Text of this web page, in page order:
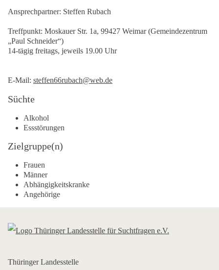
Ansprechpartner: Steffen Rubach
Treffpunkt: Moskauer Str. 1a, 99427 Weimar (Gemeindezentrum
„Paul Schneider“)
14-tägig freitags, jeweils 19.00 Uhr
E-Mail: steffen66rubach@web.de
Süchte
Alkohol
Essstörungen
Zielgruppe(n)
Frauen
Männer
Abhängigkeitskranke
Angehörige
Thüringer Landesstelle